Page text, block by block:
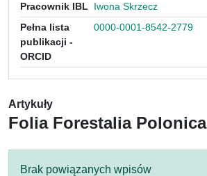
Pracownik IBL
Iwona Skrzecz
Pełna lista
publikacji -
ORCID
0000-0001-8542-2779
Artykuły
Folia Forestalia Polonica
Brak powiązanych wpisów